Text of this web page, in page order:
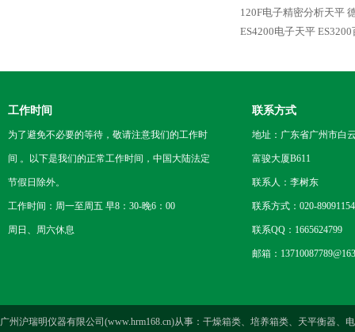
120F电子精密分析天平
ES4200电子天平
工作时间
为了避免不必要的等待，敬请注意我们的工作时
间 。以下是我们的正常工作时间，中国大陆法定
节假日除外。
工作时间：周一至周五 早8：30-晚6：00
周日、周六休息
联系方式
地址：广东省广州市白
富骏大厦B611
联系人：李树东
联系方式：020-89091154
联系QQ：1665624799
邮箱：
广州沪瑞明仪器有限公司(www.hrm168.cn)从事：干燥箱类、培养箱类、天平衡器